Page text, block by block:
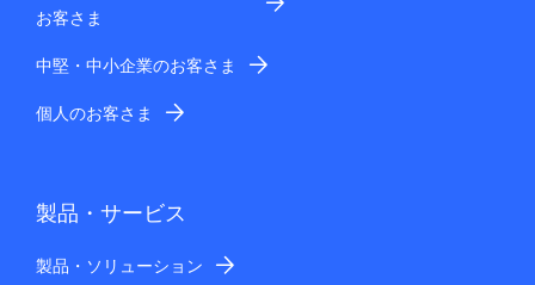
お客さま
中堅・中小企業のお客さま
個人のお客さま
製品・サービス
製品・ソリューション